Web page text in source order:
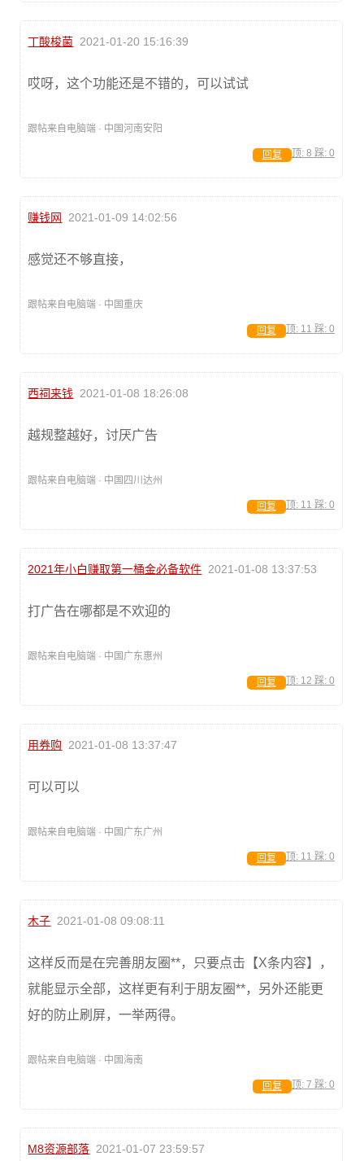
丁酸梭菌 2021-01-20 15:16:39
哎呀，这个功能还是不错的，可以试试
跟帖来自电脑端 · 中国河南安阳
顶: 8 踩: 0
回复
赚钱网 2021-01-09 14:02:56
感觉还不够直接，
跟帖来自电脑端 · 中国重庆
顶: 11 踩: 0
回复
西祠来钱 2021-01-08 18:26:08
越规整越好，讨厌广告
跟帖来自电脑端 · 中国四川达州
顶: 11 踩: 0
回复
2021年小白赚取第一桶金必备软件 2021-01-08 13:37:53
打广告在哪都是不欢迎的
跟帖来自电脑端 · 中国广东惠州
顶: 12 踩: 0
回复
用券购 2021-01-08 13:37:47
可以可以
跟帖来自电脑端 · 中国广东广州
顶: 11 踩: 0
回复
木子 2021-01-08 09:08:11
这样反而是在完善朋友圈**，只要点击【X条内容】，
就能显示全部，这样更有利于朋友圈**，另外还能更
好的防止刷屏，一举两得。
跟帖来自电脑端 · 中国海南
顶: 7 踩: 0
回复
M8资源部落 2021-01-07 23:59:57